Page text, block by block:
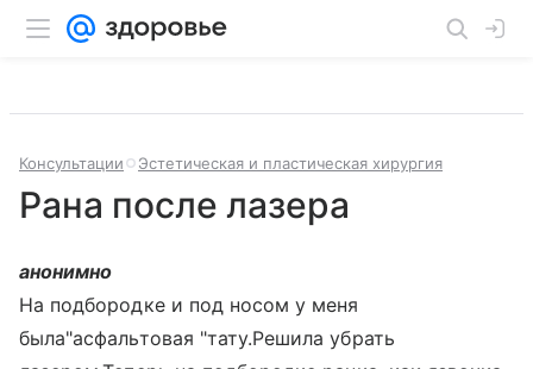
Консультации Эстетическая и пластическая хирургия
Рана после лазера
анонимно
На подбородке и под носом у меня
была"асфальтовая "тату.Решила убрать